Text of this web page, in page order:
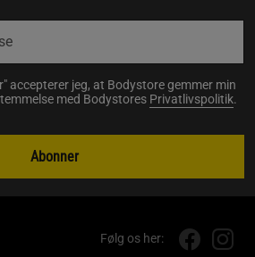
accepterer jeg, at Bodystore gemmer min
med Bodystores Privatlivspolitik.
Abonner
Følg os her: